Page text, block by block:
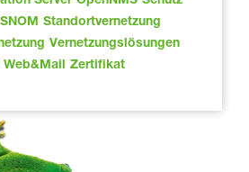
SNOM Standortvernetzung
Vernetzungslösungen
Web&Mail Zertifikat